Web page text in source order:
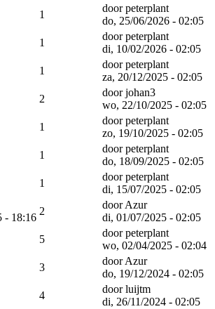
1
doorpeterplant
do, 25/06/2026 - 02:05
1
doorpeterplant
di, 10/02/2026 - 02:05
1
doorpeterplant
za, 20/12/2025 - 02:05
2
doorjohan3
wo, 22/10/2025 - 02:05
1
doorpeterplant
zo, 19/10/2025 - 02:05
1
doorpeterplant
do, 18/09/2025 - 02:05
1
doorpeterplant
di, 15/07/2025 - 02:05
- 18:16
2
doorAzur
di, 01/07/2025 - 02:05
5
doorpeterplant
wo, 02/04/2025 - 02:04
3
doorAzur
do, 19/12/2024 - 02:05
4
doorluijtm
di, 26/11/2024 - 02:05